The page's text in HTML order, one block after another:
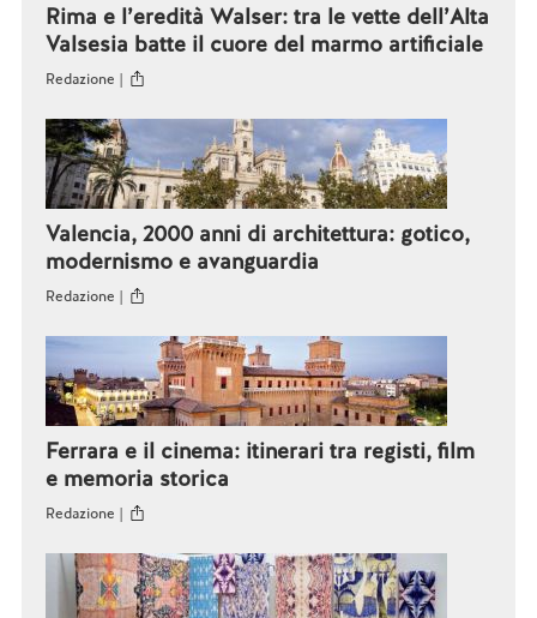
Rima e l’eredità Walser: tra le vette dell’Alta
Valsesia batte il cuore del marmo artificiale
Redazione |
Valencia, 2000 anni di architettura: gotico,
modernismo e avanguardia
Redazione |
Ferrara e il cinema: itinerari tra registi, film
e memoria storica
Redazione |